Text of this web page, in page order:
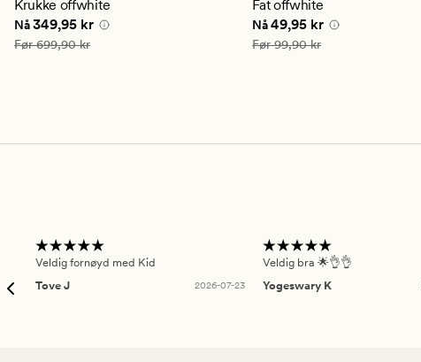
vurdering
på
4.5
Krukke offwhite
Nåværende pris
Nå349,95 kr
Vanlig pris 699,90 kr
Før699,90 kr
vurdering
på
5
Fat offwhite
Nåværende pris
Nå49,95 kr
Vanlig pris 99,90 kr
Før99,90 kr
Veldig fornøyd med Kid
Tove J
2026-07-23
Veldig bra 🌟👌👌
Yogeswary K